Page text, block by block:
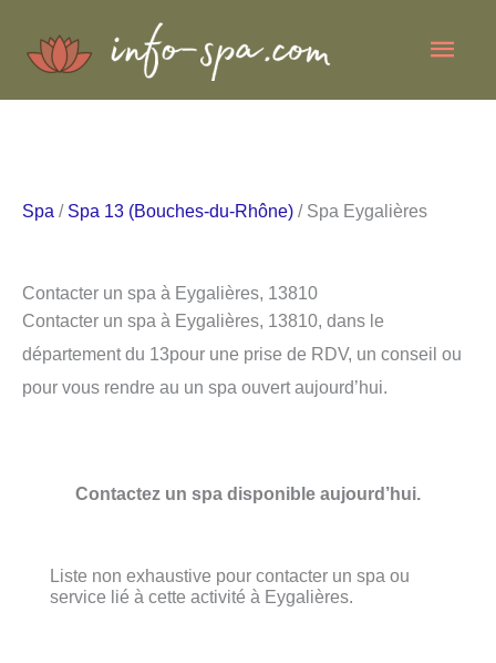
Spa / Spa 13 (Bouches-du-Rhône) / Spa Eygalières
Contacter un spa à Eygalières, 13810
Contacter un spa à Eygalières, 13810, dans le
département du 13pour une prise de RDV, un conseil ou
pour vous rendre au un spa ouvert aujourd’hui.
Contactez un spa disponible aujourd’hui.
Liste non exhaustive pour contacter un spa ou
service lié à cette activité à Eygalières.